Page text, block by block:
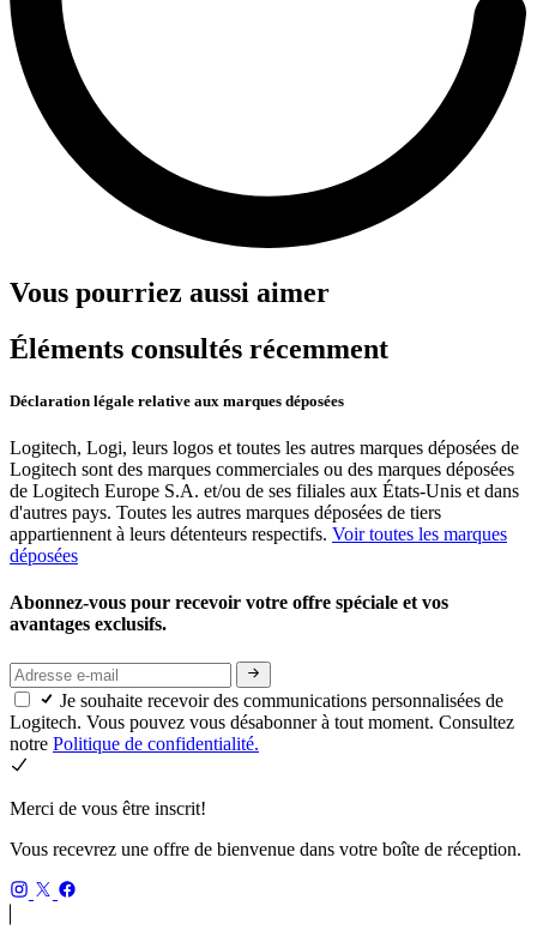
Vous pourriez aussi aimer
Éléments consultés récemment
Déclaration légale relative aux marques déposées
Logitech, Logi, leurs logos et toutes les autres marques déposées de
Logitech sont des marques commerciales ou des marques déposées
de Logitech Europe S.A. et/ou de ses filiales aux États-Unis et dans
d'autres pays. Toutes les autres marques déposées de tiers
appartiennent à leurs détenteurs respectifs. Voir toutes les marques
déposées
Abonnez-vous pour recevoir votre offre spéciale et vos
avantages exclusifs.
Je souhaite recevoir des communications personnalisées de
Logitech. Vous pouvez vous désabonner à tout moment. Consultez
notre Politique de confidentialité.
Merci de vous être inscrit!
Vous recevrez une offre de bienvenue dans votre boîte de réception.